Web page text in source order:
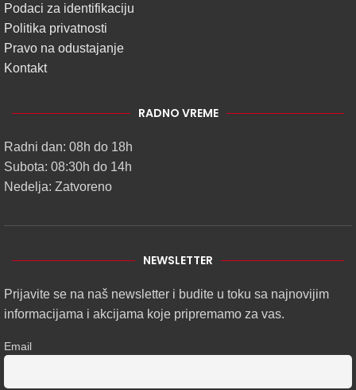
Podaci za identifikaciju
Politika privatnosti
Pravo na odustajanje
Kontakt
RADNO VREME
Radni dan: 08h do 18h
Subota: 08:30h do 14h
Nedelja: Zatvoreno
NEWSLETTER
Prijavite se na naš newsletter i budite u toku sa najnovijim
informacijama i akcijama koje pripremamo za vas.
Email